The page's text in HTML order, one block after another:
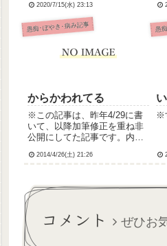
ルに誘導してしまい😣髪乾か
すの忘れるか普通って自分で
も思ったから、介護士さんに
ただろうな。それが原因だと
2020/7/15(水) 23:13
＾
ブ
愚痴･ぼやき･病み記事
からかわれてる
※この記事は、昨年4/29に書
いて、以降加筆修正を重ね非
公開にしてた記事です。内容
するか散々悩んだのですが、
しました。
2014/4/26(土) 21:26
愚
※
コメント ぜひお